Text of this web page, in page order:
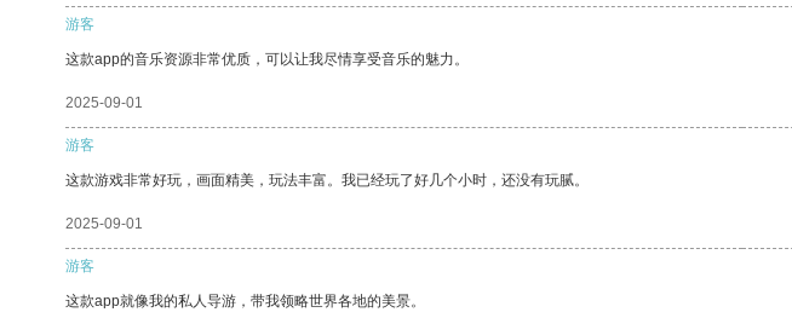
游客
这款app的音乐资源非常优质，可以让我尽情享受音乐的魅力。
2025-09-01
游客
这款游戏非常好玩，画面精美，玩法丰富。我已经玩了好几个小时，还没有玩腻。
2025-09-01
游客
这款app就像我的私人导游，带我领略世界各地的美景。